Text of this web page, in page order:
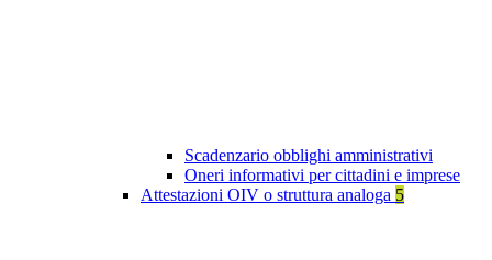
Scadenzario obblighi amministrativi
Oneri informativi per cittadini e imprese
Attestazioni OIV o struttura analoga 5